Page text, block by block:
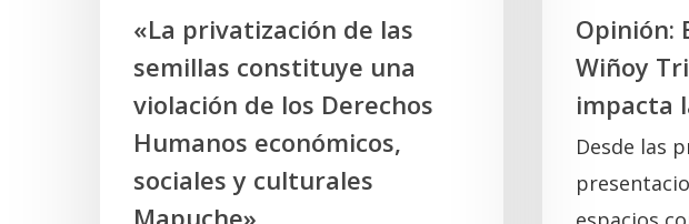
Derechos
Humanos
económicos,
sociales
«La privatización de las
semillas constituye una
violación de los Derechos
Humanos económicos,
sociales y culturales
local
Opinión:
Wiñoy
impacta
Desde las